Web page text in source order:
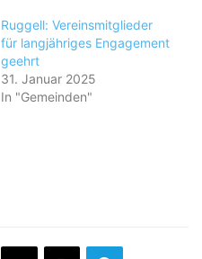
Ruggell: Vereinsmitglieder
für langjähriges Engagement
geehrt
31. Januar 2025
In "Gemeinden"